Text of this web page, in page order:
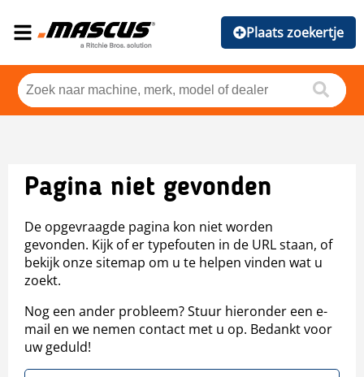
Plaats zoekertje
Pagina niet gevonden
De opgevraagde pagina kon niet worden
gevonden. Kijk of er typefouten in de URL staan, of
bekijk onze sitemap om u te helpen vinden wat u
zoekt.
Nog een ander probleem? Stuur hieronder een e-
mail en we nemen contact met u op. Bedankt voor
uw geduld!